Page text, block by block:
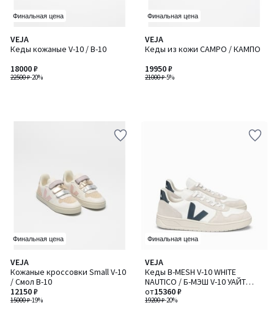
Финальная цена
VEJA
Кеды кожаные V-10 / В-10
22500 ₽-20%
18000 ₽
Финальная цена
VEJA
Кеды из кожи CAMPO / КАМПО
21000 ₽-5%
19950 ₽
Финальная цена
VEJA
Кожаные кроссовки Small V-10
/ Смол В-10
15000 ₽-19%
12150 ₽
Финальная цена
VEJA
Кеды B-MESH V-10 WHITE
NAUTICO / Б-МЭШ V-10 УАЙТ
НОТИКО
19200 ₽-20%
от15360 ₽